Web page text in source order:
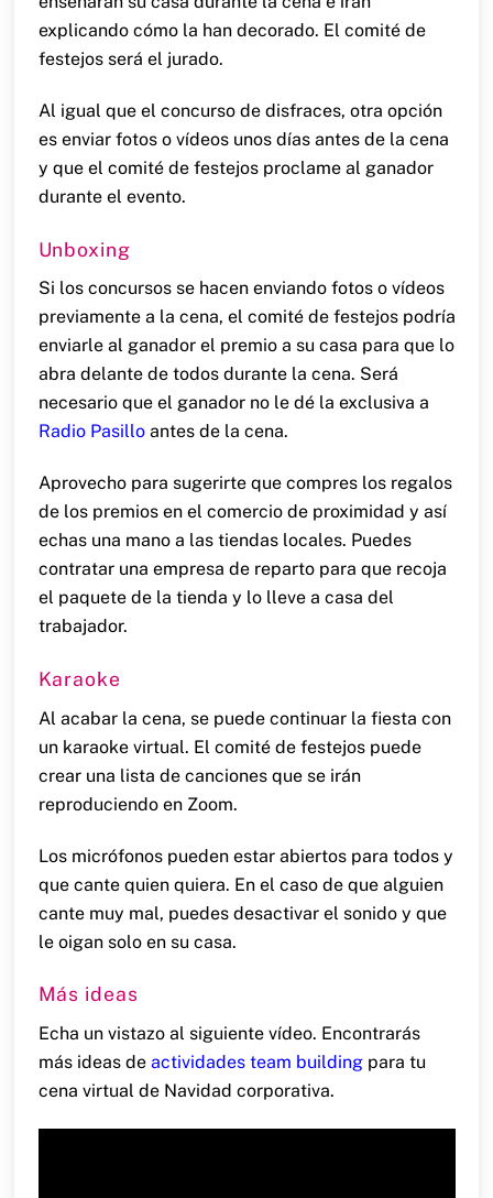
explicando cómo la han decorado. El comité de
festejos será el jurado.
Al igual que el concurso de disfraces, otra opción
es enviar fotos o vídeos unos días antes de la cena
y que el comité de festejos proclame al ganador
durante el evento.
Unboxing
Si los concursos se hacen enviando fotos o vídeos
previamente a la cena, el comité de festejos podría
enviarle al ganador el premio a su casa para que lo
abra delante de todos durante la cena. Será
necesario que el ganador no le dé la exclusiva a
Radio Pasilloantes de la cena.
Aprovecho para sugerirte que compres los regalos
de los premios en el comercio de proximidad y así
echas una mano a las tiendas locales. Puedes
contratar una empresa de reparto para que recoja
el paquete de la tienda y lo lleve a casa del
trabajador.
Karaoke
Al acabar la cena, se puede continuar la fiesta con
un karaoke virtual. El comité de festejos puede
crear una lista de canciones que se irán
reproduciendo en Zoom.
Los micrófonos pueden estar abiertos para todos y
que cante quien quiera. En el caso de que alguien
cante muy mal, puedes desactivar el sonido y que
le oigan solo en su casa.
Más ideas
Echa un vistazo al siguiente vídeo. Encontrarás
más ideas de actividades team buildingpara tu
cena virtual de Navidad corporativa.